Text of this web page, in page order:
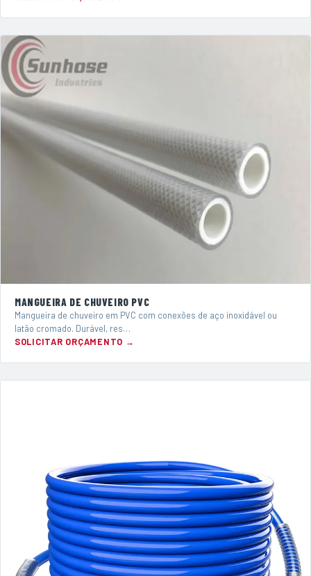
MANGUEIRA DE CHUVEIRO PVC
Mangueira de chuveiro em PVC com conexões de aço inoxidável ou
latão cromado. Durável, res…
SOLICITAR ORÇAMENTO →